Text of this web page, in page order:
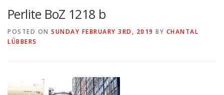
XITRAC INTERGROUP
Perlite BoZ 1218 b
POSTED ON SUNDAY FEBRUARY 3RD, 2019 BY CHANTAL
LÜBBERS